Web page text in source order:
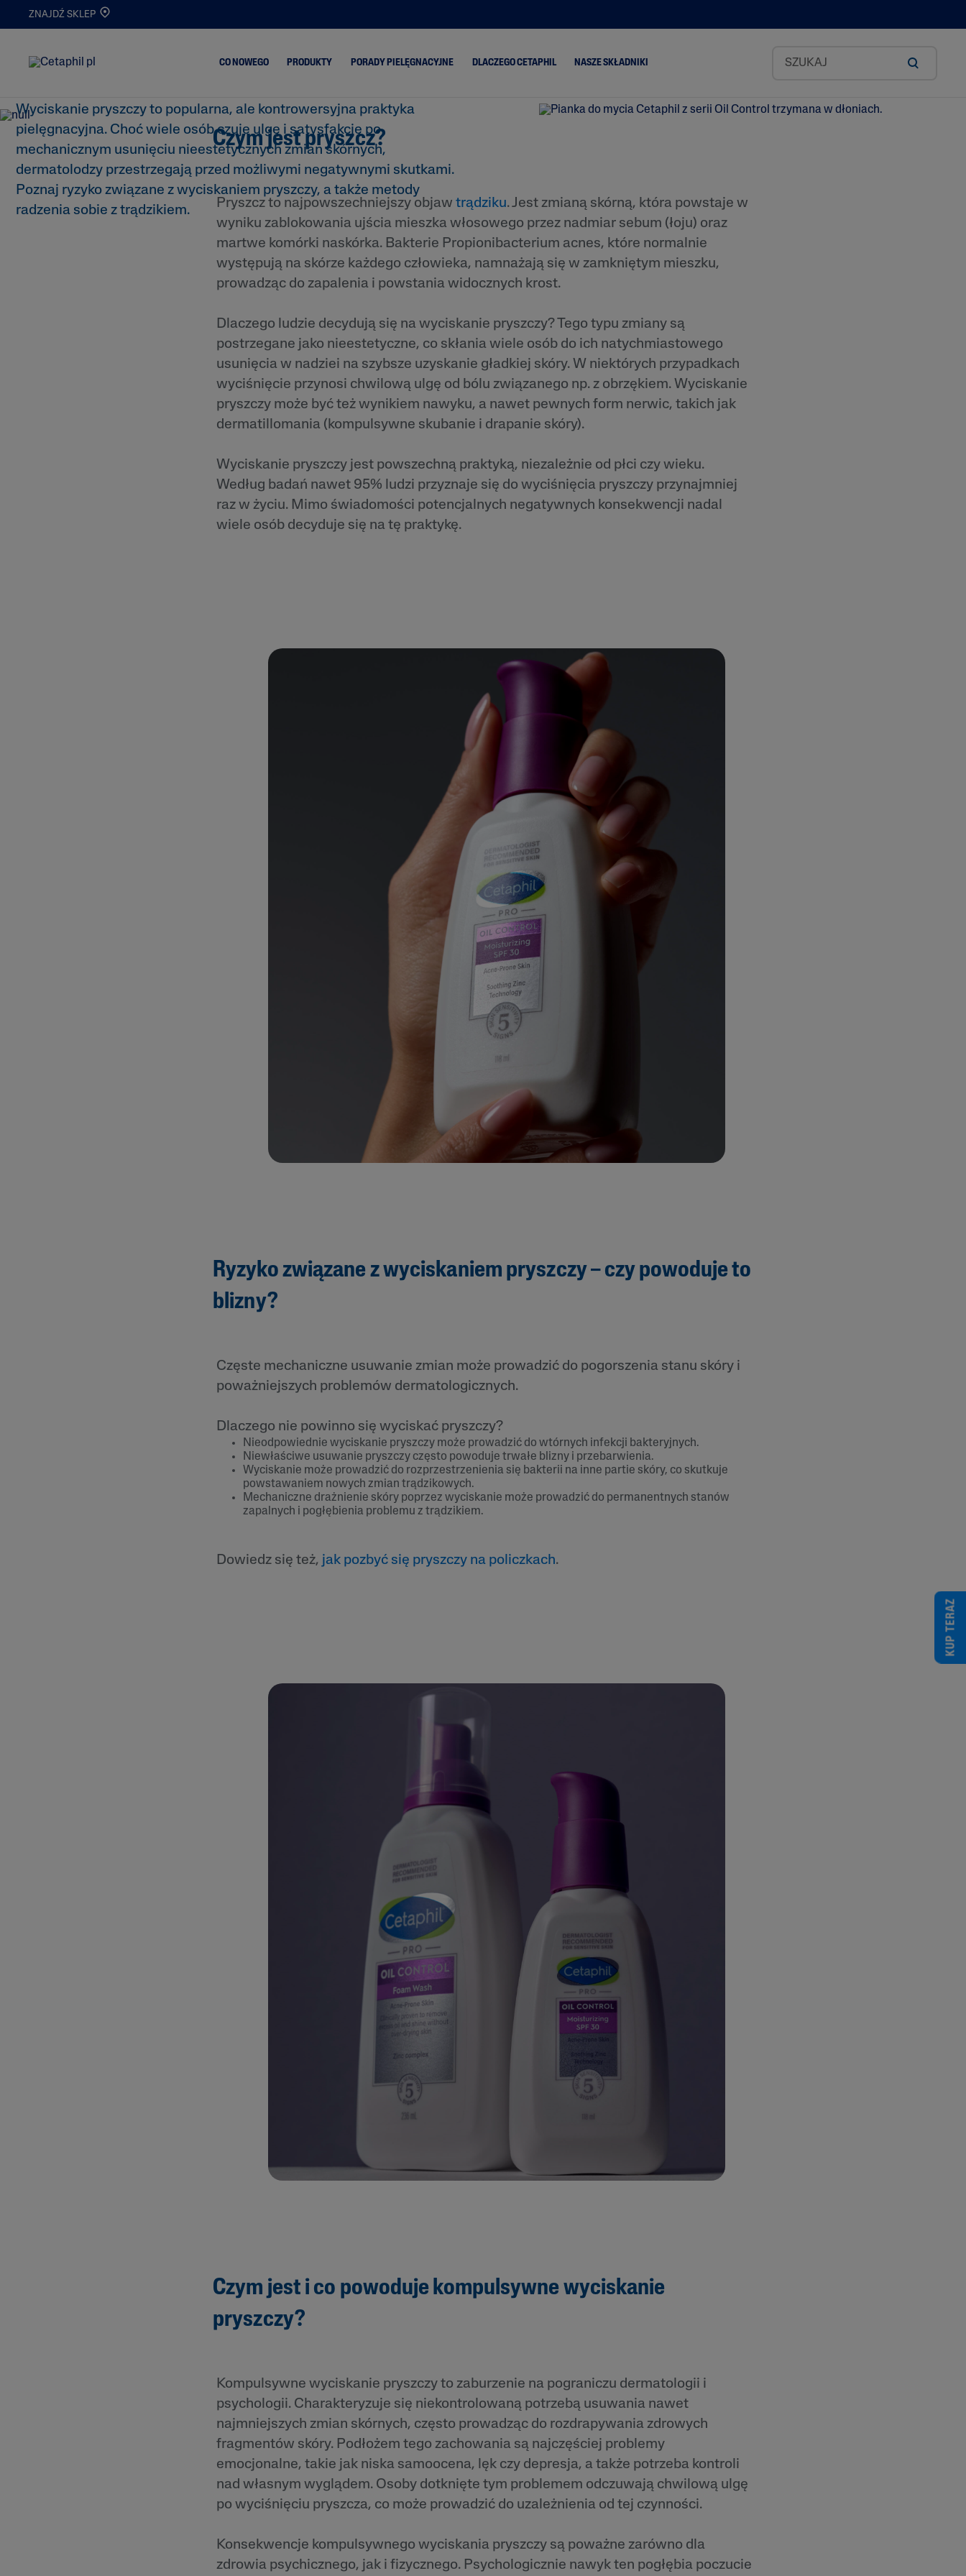
ZNAJDŹ SKLEP
CO NOWEGO PRODUKTY
Oczyszczanie
Nawilżanie
Serum
Nowości
Trądzik i Wypryski
Skóra Matowa i
Odwodniona
Oczyszczanie i
Demakijaż
Atopowe Zapalenie
Skóry
Skóra
Przetłuszczająca się
Zaczerwienienia i
Trądzik Różowaty
Skóra Szorstka i
Łuszcząca się
Skóra Sucha
Skóra Normalna
Skóra
Przetłuszczająca się
PRO Redness
Control
Gentle Exfoliating
Gliceryna
Niacynamid
Pantenol
Tokoferol
PORADY PIELĘGNACYJNE DLACZEGO CETAPHIL NASZE SKŁADNIKI
Czy można wyciskać pryszcze?
Wyciskanie pryszczy to popularna, ale kontrowersyjna praktyka
pielęgnacyjna. Choć wiele osób czuje ulgę i satysfakcję po
mechanicznym usunięciu nieestetycznych zmian skórnych,
dermatolodzy przestrzegają przed możliwymi negatywnymi skutkami.
Poznaj ryzyko związane z wyciskaniem pryszczy, a także metody
radzenia sobie z trądzikiem.
Czym jest pryszcz?
Pryszcz to najpowszechniejszy objaw trądziku. Jest zmianą skórną, która powstaje w
wyniku zablokowania ujścia mieszka włosowego przez nadmiar sebum (łoju) oraz
martwe komórki naskórka. Bakterie Propionibacterium acnes, które normalnie
występują na skórze każdego człowieka, namnażają się w zamkniętym mieszku,
prowadząc do zapalenia i powstania widocznych krost.
Dlaczego ludzie decydują się na wyciskanie pryszczy? Tego typu zmiany są
postrzegane jako nieestetyczne, co skłania wiele osób do ich natychmiastowego
usunięcia w nadziei na szybsze uzyskanie gładkiej skóry. W niektórych przypadkach
wyciśnięcie przynosi chwilową ulgę od bólu związanego np. z obrzękiem. Wyciskanie
pryszczy może być też wynikiem nawyku, a nawet pewnych form nerwic, takich jak
dermatillomania (kompulsywne skubanie i drapanie skóry).
Wyciskanie pryszczy jest powszechną praktyką, niezależnie od płci czy wieku.
Według badań nawet 95% ludzi przyznaje się do wyciśnięcia pryszczy przynajmniej
raz w życiu. Mimo świadomości potencjalnych negatywnych konsekwencji nadal
wiele osób decyduje się na tę praktykę.
Ryzyko związane z wyciskaniem pryszczy – czy powoduje to
blizny?
Częste mechaniczne usuwanie zmian może prowadzić do pogorszenia stanu skóry i
poważniejszych problemów dermatologicznych.
Dlaczego nie powinno się wyciskać pryszczy?
Nieodpowiednie wyciskanie pryszczy może prowadzić do wtórnych infekcji bakteryjnych.
Niewłaściwe usuwanie pryszczy często powoduje trwałe blizny i przebarwienia.
Wyciskanie może prowadzić do rozprzestrzenienia się bakterii na inne partie skóry, co skutkuje
powstawaniem nowych zmian trądzikowych.
Mechaniczne drażnienie skóry poprzez wyciskanie może prowadzić do permanentnych stanów
zapalnych i pogłębienia problemu z trądzikiem.
Dowiedz się też, jak pozbyć się pryszczy na policzkach.
Czym jest i co powoduje kompulsywne wyciskanie
pryszczy?
Kompulsywne wyciskanie pryszczy to zaburzenie na pograniczu dermatologii i
psychologii. Charakteryzuje się niekontrolowaną potrzebą usuwania nawet
najmniejszych zmian skórnych, często prowadząc do rozdrapywania zdrowych
fragmentów skóry. Podłożem tego zachowania są najczęściej problemy
emocjonalne, takie jak niska samoocena, lęk czy depresja, a także potrzeba kontroli
nad własnym wyglądem. Osoby dotknięte tym problemem odczuwają chwilową ulgę
po wyciśnięciu pryszcza, co może prowadzić do uzależnienia od tej czynności.
Konsekwencje kompulsywnego wyciskania pryszczy są poważne zarówno dla
zdrowia psychicznego, jak i fizycznego. Psychologicznie nawyk ten pogłębia poczucie
KUP TERAZ